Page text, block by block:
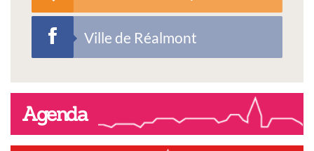
Ville de Réalmont
Agenda